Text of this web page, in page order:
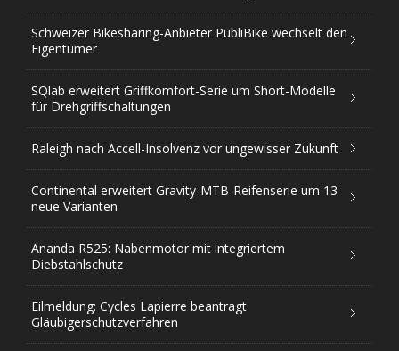
Schweizer Bikesharing-Anbieter PubliBike wechselt den
Eigentümer
SQlab erweitert Griffkomfort-Serie um Short-Modelle
für Drehgriffschaltungen
Raleigh nach Accell-Insolvenz vor ungewisser Zukunft
Continental erweitert Gravity-MTB-Reifenserie um 13
neue Varianten
Ananda R525: Nabenmotor mit integriertem
Diebstahlschutz
Eilmeldung: Cycles Lapierre beantragt
Gläubigerschutzverfahren